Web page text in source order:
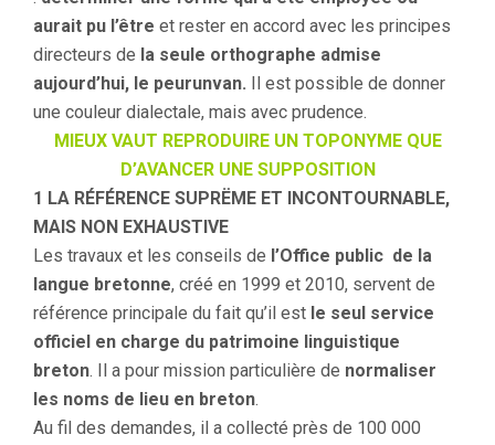
aurait pu l’être et rester en accord avec les principes
directeurs de la seule orthographe admise
aujourd’hui, le peurunvan. Il est possible de donner
une couleur dialectale, mais avec prudence.
MIEUX VAUT REPRODUIRE UN TOPONYME QUE
D’AVANCER UNE SUPPOSITION
1 LA RÉFÉRENCE SUPRËME ET INCONTOURNABLE,
MAIS NON EXHAUSTIVE
Les travaux et les conseils de l’Office public de la
langue bretonne, créé en 1999 et 2010, servent de
référence principale du fait qu’il est le seul service
officiel en charge du patrimoine linguistique
breton. Il a pour mission particulière de normaliser
les noms de lieu en breton.
Au fil des demandes, il a collecté près de 100 000